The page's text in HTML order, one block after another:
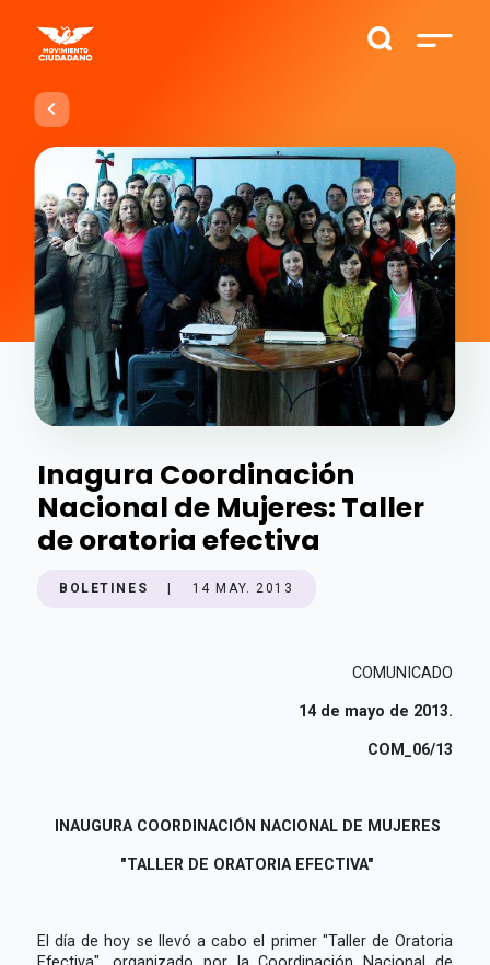
Inagura Coordinación
Nacional de Mujeres: Taller
de oratoria efectiva
BOLETINES 14 MAY. 2013
COMUNICADO
14 de mayo de 2013.
COM_06/13
INAUGURA COORDINACIÓN NACIONAL DE MUJERES
"TALLER DE ORATORIA EFECTIVA"
El día de hoy se llevó a cabo el primer "Taller de Oratoria
Efectiva", organizado por la Coordinación Nacional de